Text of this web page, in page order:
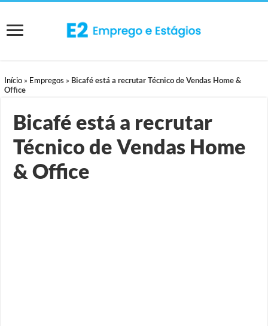
Início » Empregos » Bicafé está a recrutar Técnico de Vendas Home &
Office
Bicafé está a recrutar
Técnico de Vendas Home
& Office